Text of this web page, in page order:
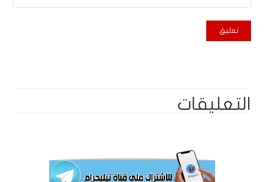
التعليقات